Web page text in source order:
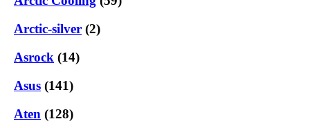
Arctic-silver (2)
Asrock (14)
Asus (141)
Aten (128)